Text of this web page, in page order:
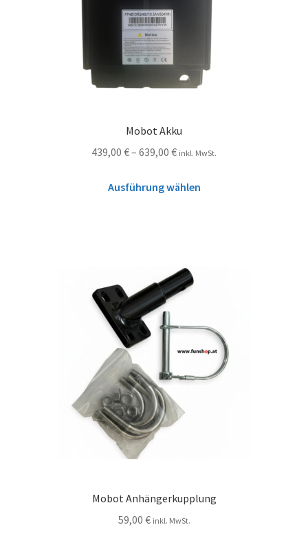
Mobot Akku
439,00 €– 639,00 € inkl. MwSt.
Ausführung wählen
Mobot Anhängerkupplung
59,00 € inkl. MwSt.